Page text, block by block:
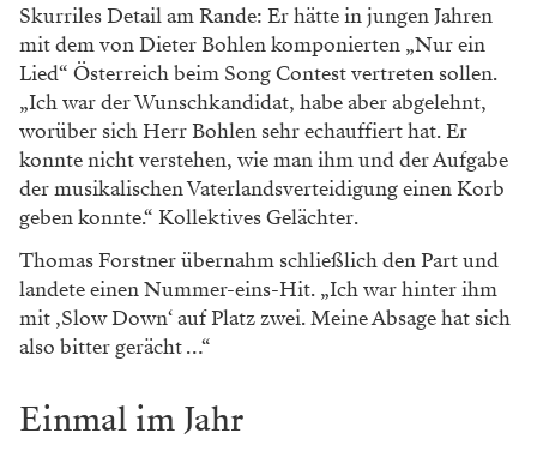
Skurriles Detail am Rande: Er hätte in jungen Jahren
mit dem von Dieter Bohlen komponierten „Nur ein
Lied“ Österreich beim Song Contest vertreten sollen.
„Ich war der Wunschkandidat, habe aber abgelehnt,
worüber sich Herr Bohlen sehr echauffiert hat. Er
konnte nicht verstehen, wie man ihm und der Aufgabe
der musikalischen Vaterlandsverteidigung einen Korb
geben konnte.“ Kollektives Gelächter.
Thomas Forstner übernahm schließlich den Part und
landete einen Nummer-eins-Hit. „Ich war hinter ihm
mit ‚Slow Down‘ auf Platz zwei. Meine Absage hat sich
also bitter gerächt …“
Einmal im Jahr